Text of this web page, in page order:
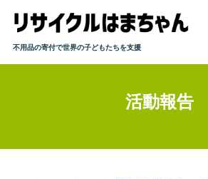
ホーム
寄付までの流れ
不用品の寄付で世界の子どもたちを支援
活動報告